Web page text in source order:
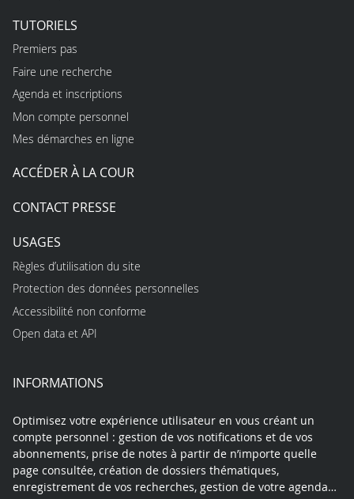
TUTORIELS
Premiers pas
Faire une recherche
Agenda et inscriptions
Mon compte personnel
Mes démarches en ligne
ACCÉDER À LA COUR
CONTACT PRESSE
USAGES
Règles d’utilisation du site
Protection des données personnelles
Accessibilité non conforme
Open data et API
INFORMATIONS
Optimisez votre expérience utilisateur en vous créant un
compte personnel : gestion de vos notifications et de vos
abonnements, prise de notes à partir de n’importe quelle
page consultée, création de dossiers thématiques,
enregistrement de vos recherches, gestion de votre agenda…